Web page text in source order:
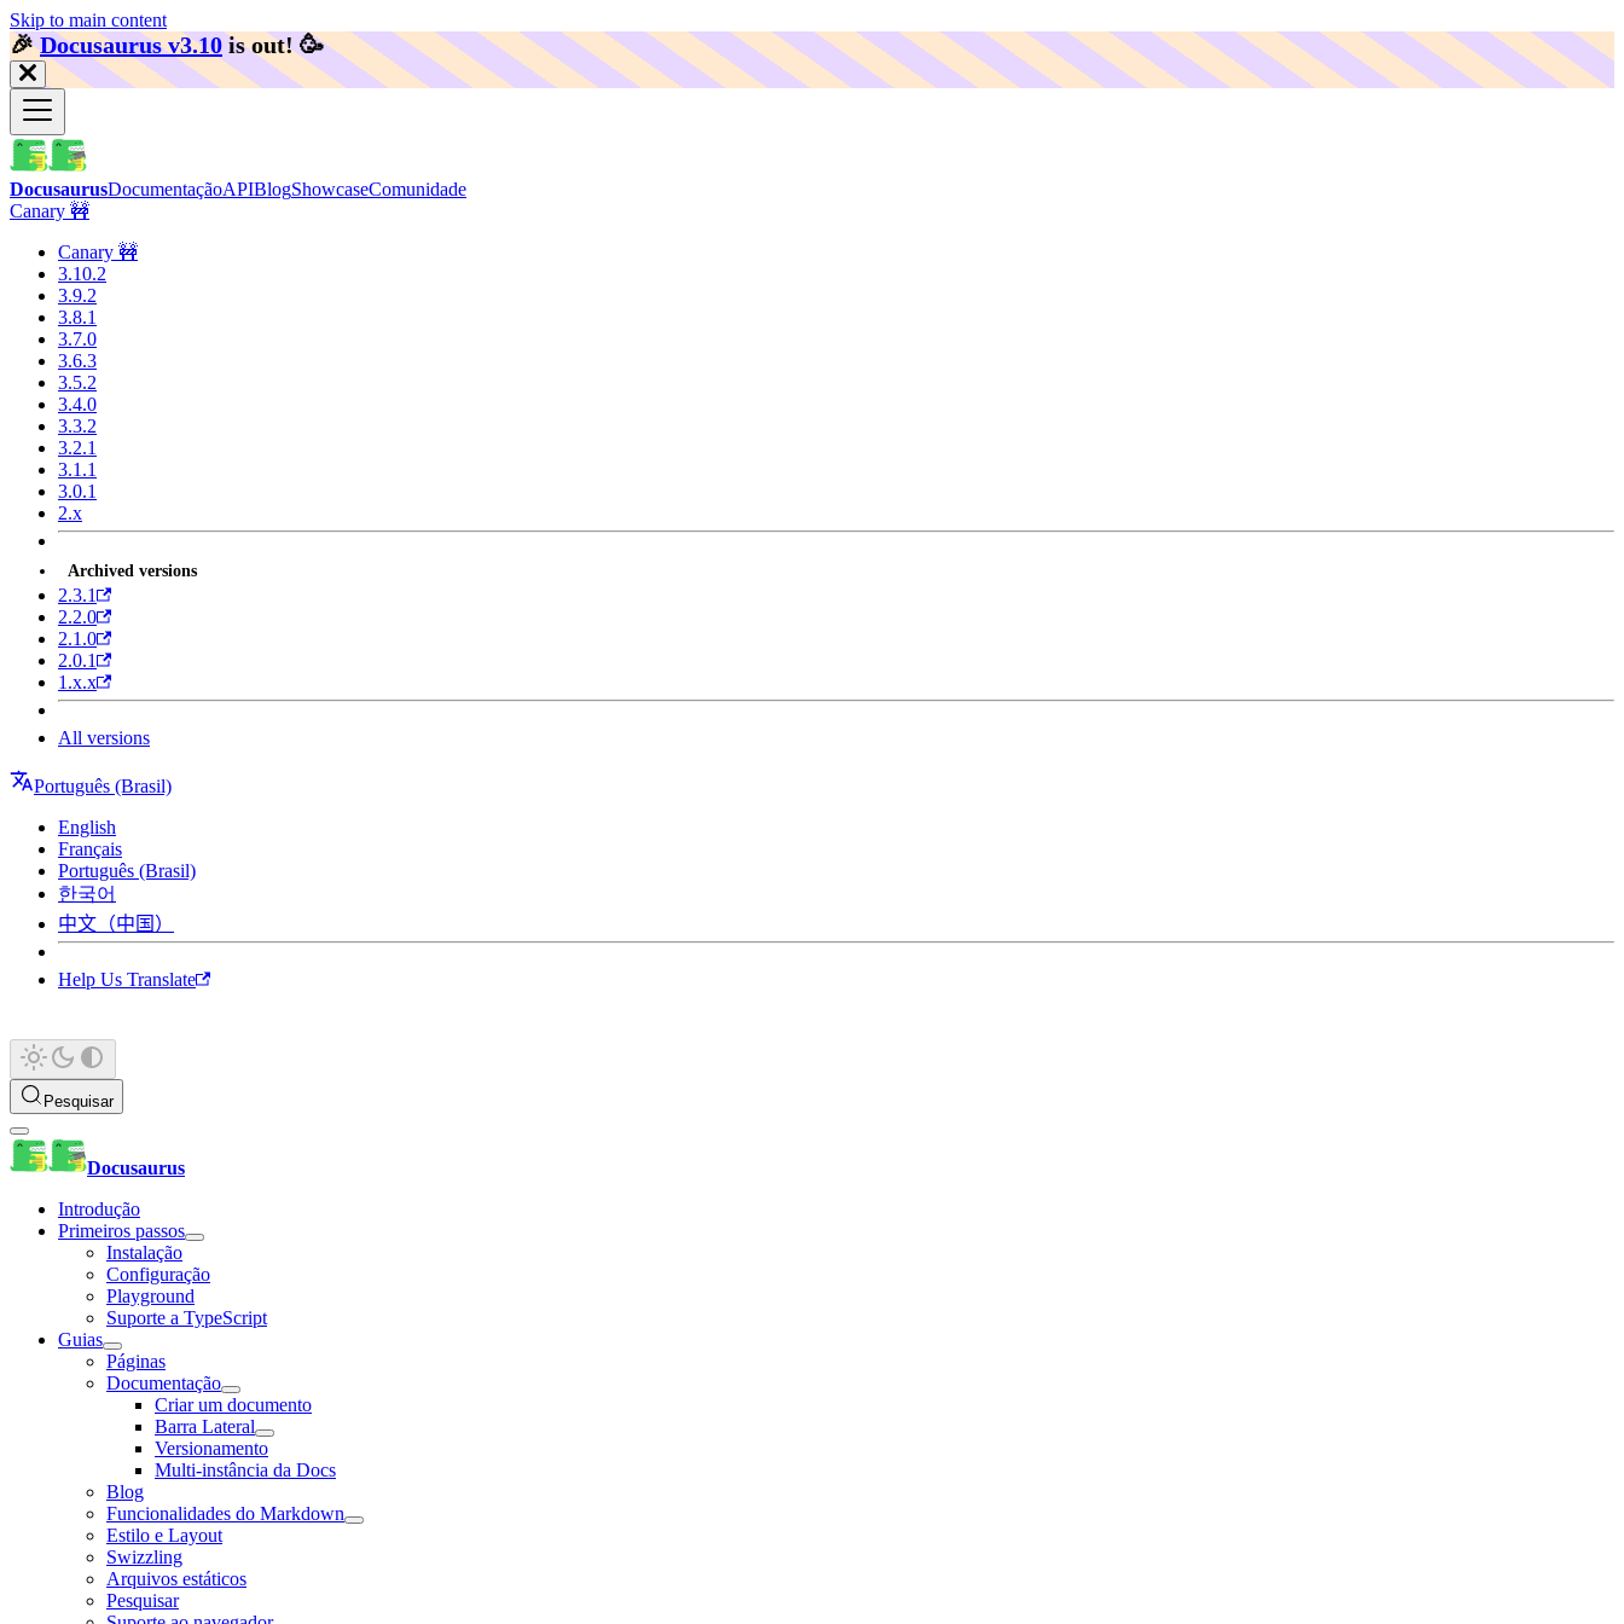
Skip to main content
🎉️Docusaurus v3.10 is out! 🥳️
DocusaurusDocumentaçãoAPIBlogShowcaseComunidade
Canary 🚧
Canary 🚧
3.10.2
3.9.2
3.8.1
3.7.0
3.6.3
3.5.2
3.4.0
3.3.2
3.2.1
3.1.1
3.0.1
2.x
Archived versions
2.3.1
2.2.0
2.1.0
2.0.1
1.x.x
All versions
Português (Brasil)
English
Français
Português (Brasil)
한국어
中文（中国）
Help Us Translate
Pesquisar
Docusaurus
Introdução
Primeiros passos
Instalação
Configuração
Playground
Suporte a TypeScript
Guias
Páginas
Documentação
Criar um documento
Barra Lateral
Versionamento
Multi-instância da Docs
Blog
Funcionalidades do Markdown
Estilo e Layout
Swizzling
Arquivos estáticos
Pesquisar